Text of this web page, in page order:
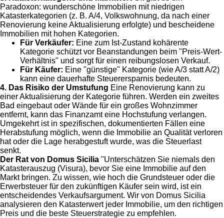
Paradoxon: wunderschöne Immobilien mit niedrigen
Katasterkategorien (z. B. A/4, Volkswohnung, da nach einer
Renovierung keine Aktualisierung erfolgte) und bescheidene
Immobilien mit hohen Kategorien.
Für Verkäufer: Eine zum Ist-Zustand kohärente
Kategorie schützt vor Beanstandungen beim "Preis-Wert-
Verhältnis" und sorgt für einen reibungslosen Verkauf.
Für Käufer: Eine "günstige" Kategorie (wie A/3 statt A/2)
kann eine dauerhafte Steuerersparnis bedeuten.
4. Das Risiko der Umstufung Eine Renovierung kann zu
einer Aktualisierung der Kategorie führen. Werden ein zweites
Bad eingebaut oder Wände für ein großes Wohnzimmer
entfernt, kann das Finanzamt eine Hochstufung verlangen.
Umgekehrt ist in spezifischen, dokumentierten Fällen eine
Herabstufung möglich, wenn die Immobilie an Qualität verloren
hat oder die Lage herabgestuft wurde, was die Steuerlast
senkt.
Der Rat von Domus Sicilia "Unterschätzen Sie niemals den
Katasterauszug (Visura), bevor Sie eine Immobilie auf den
Markt bringen. Zu wissen, wie hoch die Grundsteuer oder die
Erwerbsteuer für den zukünftigen Käufer sein wird, ist ein
entscheidendes Verkaufsargument. Wir von Domus Sicilia
analysieren den Katasterwert jeder Immobilie, um den richtigen
Preis und die beste Steuerstrategie zu empfehlen.